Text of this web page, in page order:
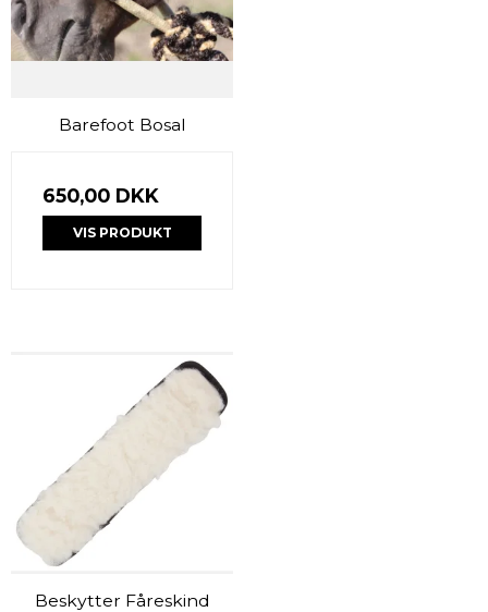
Barefoot Bosal
650,00 DKK
VIS PRODUKT
Beskytter Fåreskind